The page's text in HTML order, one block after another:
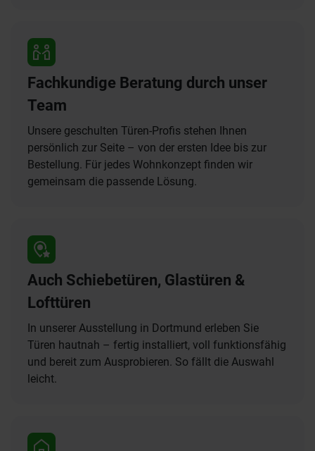
Fachkundige Beratung durch unser
Team
Unsere geschulten Türen-Profis stehen Ihnen
persönlich zur Seite – von der ersten Idee bis zur
Bestellung. Für jedes Wohnkonzept finden wir
gemeinsam die passende Lösung.
Auch Schiebetüren, Glastüren &
Lofttüren
In unserer Ausstellung in Dortmund erleben Sie
Türen hautnah – fertig installiert, voll funktionsfähig
und bereit zum Ausprobieren. So fällt die Auswahl
leicht.